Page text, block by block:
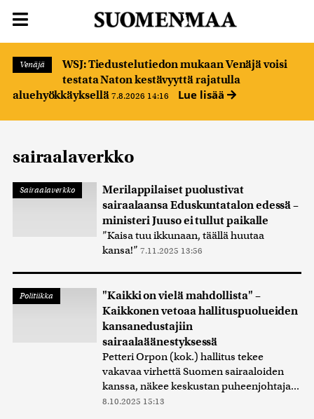
Venäjä
WSJ: Tiedustelutiedon mukaan Venäjä voisi
testata Naton kestävyyttä rajatulla
aluehyökkäyksellä 7.8.2026 14:16 Lue lisää
sairaalaverkko
Sairaalaverkko
Merilappilaiset puolustivat
sairaalaansa Eduskuntatalon edessä –
ministeri Juuso ei tullut paikalle
”Kaisa tuu ikkunaan, täällä huutaa
kansa!” 7.11.2025 13:56
Politiikka
"Kaikki on vielä mahdollista" –
Kaikkonen vetoaa hallituspuolueiden
kansanedustajiin
sairaalaäänestyksessä
Petteri Orpon (kok.) hallitus tekee
vakavaa virhettä Suomen sairaaloiden
kanssa, näkee keskustan puheenjohtaja...
8.10.2025 15:13